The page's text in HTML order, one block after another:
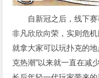
自新冠之后，线下
非凡欣欣向荣，实则危
就拿大家可以玩扑克的
克热潮”以来就一直在减